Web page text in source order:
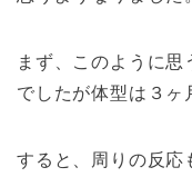
まず、このように
でしたが体型は３ヶ
すると、周りの反応